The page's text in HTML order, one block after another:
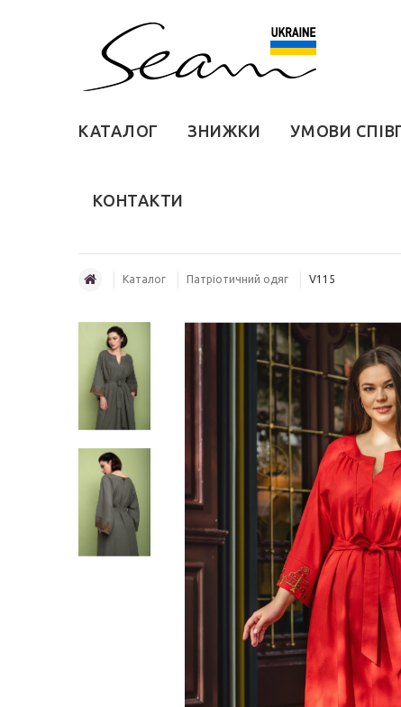
КАТАЛОГ ЗНИЖКИ УМОВИ
КОНТАКТИ
Каталог Патріотичний одяг V115